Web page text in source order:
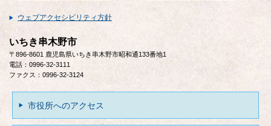
ウェブアクセシビリティ方針
いちき串木野市
〒896-8601 鹿児島県いちき串木野市昭和通133番地1
電話：0996-32-3111
ファクス：0996-32-3124
市役所へのアクセス